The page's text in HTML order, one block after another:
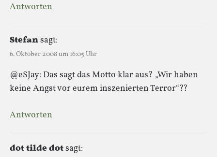
Antworten
Stefansagt:
6. Oktober 2008 um 16:05 Uhr
@eSJay: Das sagt das Motto klar aus? „Wir haben
keine Angst vor eurem inszenierten Terror“??
Antworten
dot tilde dotsagt: